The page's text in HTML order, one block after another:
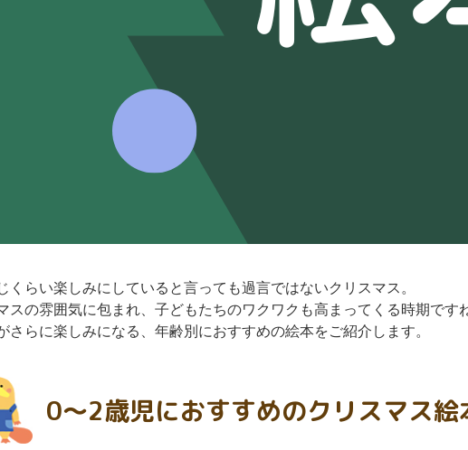
くらい楽しみにしていると言っても過言ではないクリスマス。
スの雰囲気に包まれ、子どもたちのワクワクも高まってくる時期です
さらに楽しみになる、年齢別におすすめの絵本をご紹介します。
0〜2歳児におすすめのクリスマス絵